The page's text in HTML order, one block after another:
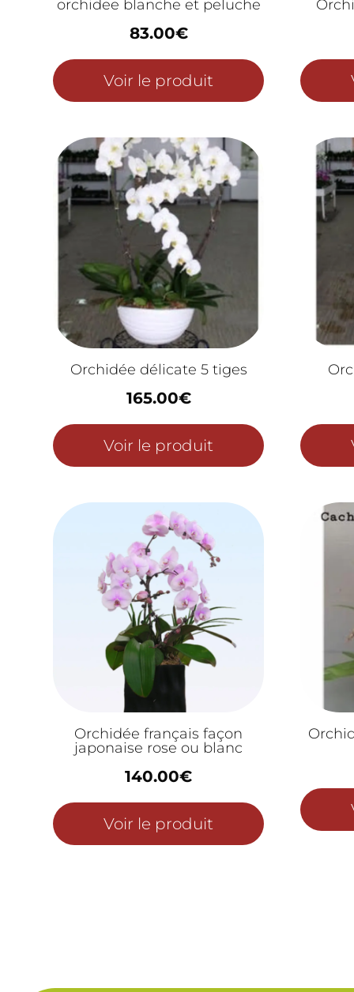
orchidee blanche et peluche
83.00€
Voir le produit
Orchidée délicate 5 tiges
165.00€
Voir le produit
Orchidée français façon
japonaise rose ou blanc
140.00€
Voir le produit